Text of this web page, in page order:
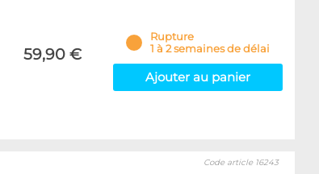
59,90 €
Rupture
1 à 2 semaines de délai
Ajouter au panier
Code article 16243